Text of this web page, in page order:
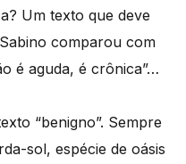
Um texto que deve
comparou com
é aguda, é crônica”…
“benigno”. Sempre
sol, espécie de oásis